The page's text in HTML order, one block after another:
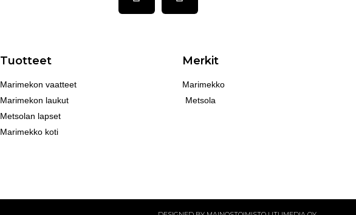
Tuotteet
Marimekon vaatteet
Marimekon laukut
Metsolan lapset
Marimekko koti
Merkit
Marimekko
Metsola